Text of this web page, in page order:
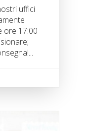
uffici
ore 17:00